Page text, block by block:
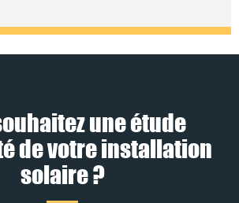
une étude
de votre installation
solaire ?